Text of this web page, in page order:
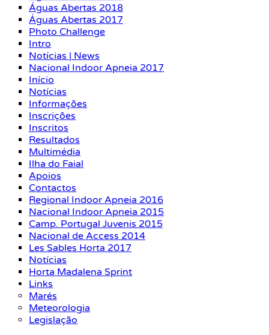
Águas Abertas 2018
Águas Abertas 2017
Photo Challenge
Intro
Notícias | News
Nacional Indoor Apneia 2017
Início
Notícias
Informações
Inscrições
Inscritos
Resultados
Multimédia
Ilha do Faial
Apoios
Contactos
Regional Indoor Apneia 2016
Nacional Indoor Apneia 2015
Camp. Portugal Juvenis 2015
Nacional de Access 2014
Les Sables Horta 2017
Notícias
Horta Madalena Sprint
Links
Marés
Meteorologia
Legislação